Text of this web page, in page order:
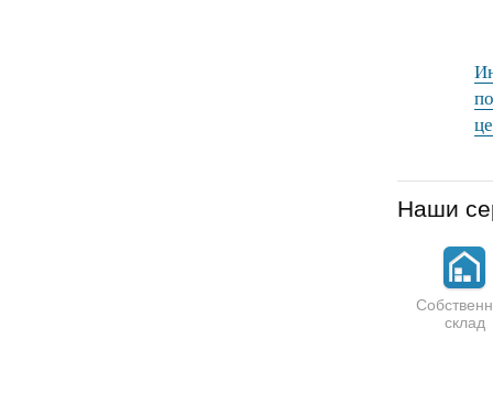
Наши
склад